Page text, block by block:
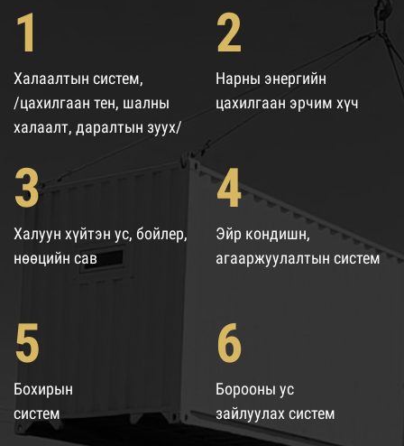
1
Халаалтын систем,
/цахилгаан тен, шалны
халаалт, даралтын зуух/
2
Нарны энергийн
цахилгаан эрчим хүч
3
Халуун хүйтэн ус, бойлер,
нөөцийн сав
4
Эйр кондишн,
агааржуулалтын систем
5
Бохирын
систем
6
Борооны ус
зайлуулах систем